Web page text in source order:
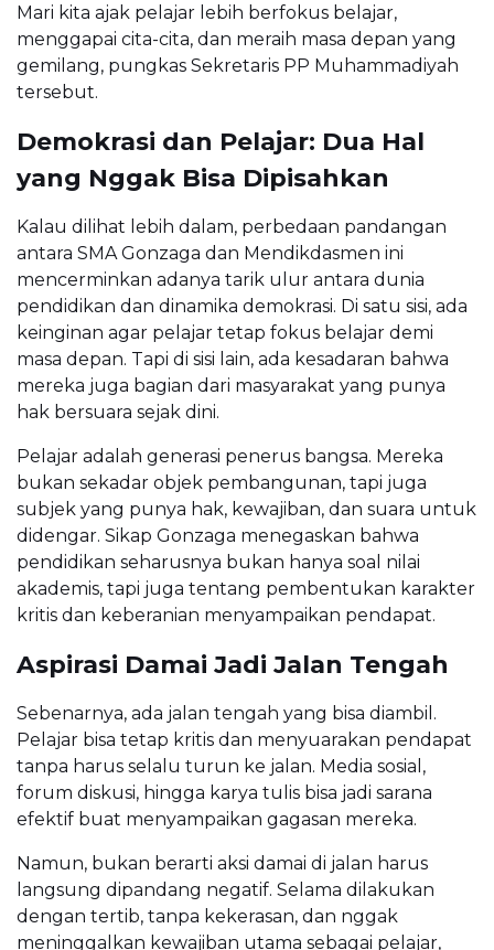
Mari kita ajak pelajar lebih berfokus belajar,
menggapai cita-cita, dan meraih masa depan yang
gemilang, pungkas Sekretaris PP Muhammadiyah
tersebut.
Demokrasi dan Pelajar: Dua Hal
yang Nggak Bisa Dipisahkan
Kalau dilihat lebih dalam, perbedaan pandangan
antara SMA Gonzaga dan Mendikdasmen ini
mencerminkan adanya tarik ulur antara dunia
pendidikan dan dinamika demokrasi. Di satu sisi, ada
keinginan agar pelajar tetap fokus belajar demi
masa depan. Tapi di sisi lain, ada kesadaran bahwa
mereka juga bagian dari masyarakat yang punya
hak bersuara sejak dini.
Pelajar adalah generasi penerus bangsa. Mereka
bukan sekadar objek pembangunan, tapi juga
subjek yang punya hak, kewajiban, dan suara untuk
didengar. Sikap Gonzaga menegaskan bahwa
pendidikan seharusnya bukan hanya soal nilai
akademis, tapi juga tentang pembentukan karakter
kritis dan keberanian menyampaikan pendapat.
Aspirasi Damai Jadi Jalan Tengah
Sebenarnya, ada jalan tengah yang bisa diambil.
Pelajar bisa tetap kritis dan menyuarakan pendapat
tanpa harus selalu turun ke jalan. Media sosial,
forum diskusi, hingga karya tulis bisa jadi sarana
efektif buat menyampaikan gagasan mereka.
Namun, bukan berarti aksi damai di jalan harus
langsung dipandang negatif. Selama dilakukan
dengan tertib, tanpa kekerasan, dan nggak
meninggalkan kewajiban utama sebagai pelajar,